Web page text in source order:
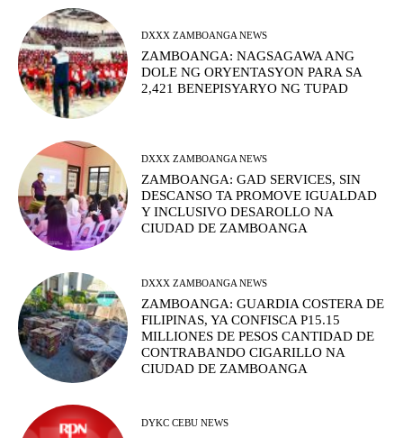
DXXX ZAMBOANGA NEWS
ZAMBOANGA: NAGSAGAWA ANG
DOLE NG ORYENTASYON PARA SA
2,421 BENEPISYARYO NG TUPAD
DXXX ZAMBOANGA NEWS
ZAMBOANGA: GAD SERVICES, SIN
DESCANSO TA PROMOVE IGUALDAD
Y INCLUSIVO DESAROLLO NA
CIUDAD DE ZAMBOANGA
DXXX ZAMBOANGA NEWS
ZAMBOANGA: GUARDIA COSTERA DE
FILIPINAS, YA CONFISCA P15.15
MILLIONES DE PESOS CANTIDAD DE
CONTRABANDO CIGARILLO NA
CIUDAD DE ZAMBOANGA
DYKC CEBU NEWS